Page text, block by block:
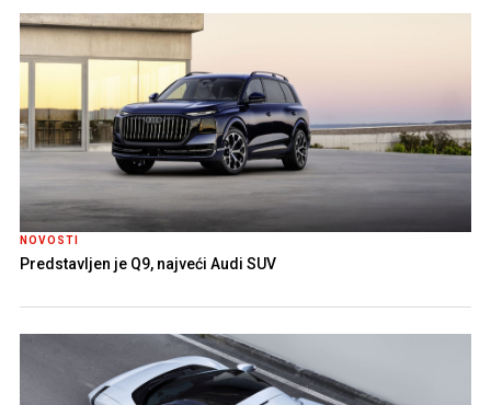
NOVOSTI
Predstavljen je Q9, najveći Audi SUV